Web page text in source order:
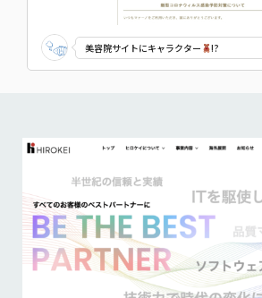
美容院サイトにキャラクター !?